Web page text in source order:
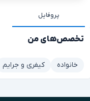
پروفایل
تخصص‌های من
خانواده کیفری و جرایم